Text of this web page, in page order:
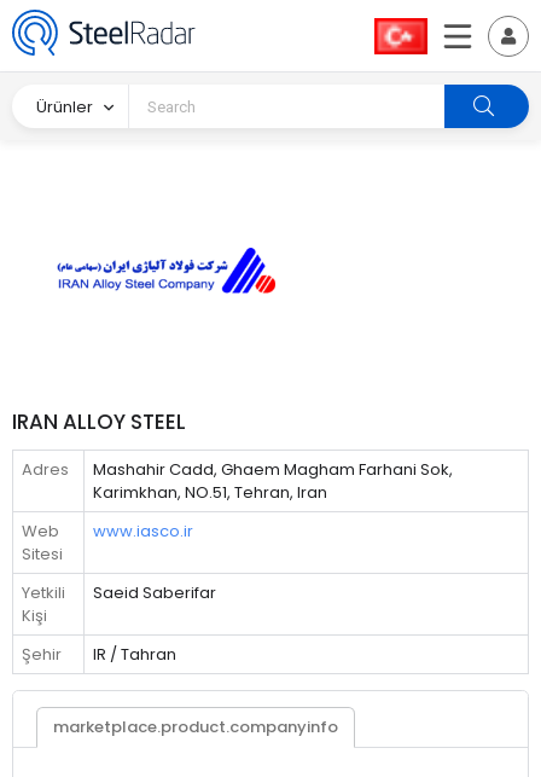
Ürünler
IRAN ALLOY STEEL
Adres
Mashahir Cadd, Ghaem Magham Farhani Sok,
Karimkhan, NO.51, Tehran, Iran
Web
Sitesi
www.iasco.ir
Yetkili
Kişi
Saeid Saberifar
Şehir IR / Tahran
marketplace.product.companyinfo